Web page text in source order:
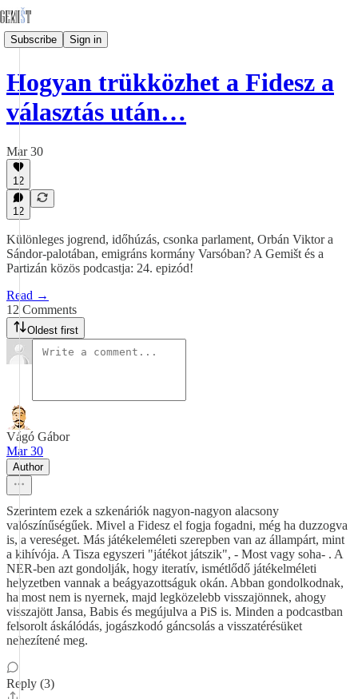
Subscribe Sign in
Hogyan trükközhet a Fidesz a
választás után…
Mar 30
12
12
Különleges jogrend, időhúzás, csonka parlament, Orbán Viktor a
Sándor-palotában, emigráns kormány Varsóban? A Gemišt és a
Partizán közös podcastja: 24. epizód!
Read →
12 Comments
Oldest first
Vágó Gábor
Mar 30
Author
Szerintem ezek a szkenáriók nagyon-nagyon alacsony
valószínűségűek. Mivel a Fidesz el fogja fogadni, még ha duzzogva
is, a vereséget. Más játékeleméleti szerepben van az állampárt, mint
a kihívója. A Tisza egyszeri "játékot játszik", - Most vagy soha- . A
NER-ben azt gondolják, hogy iteratív, ismétlődő játékelméleti
helyzetben vannak a beágyazottságuk okán. Abban gondolkodnak,
ha most nem is nyernek, majd legközelebb visszajönnek, ahogy
visszajött Jansa, Babis és megújulva a PiS is. Minden a podcastban
felsorolt áskálódás, jogászkodó gáncsolás a visszatérésüket
nehezítené meg.
Reply (3)